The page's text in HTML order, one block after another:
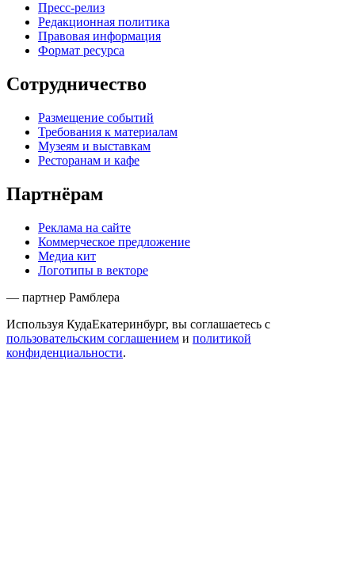
Пресс-релиз
Редакционная политика
Правовая информация
Формат ресурса
Сотрудничество
Размещение событий
Требования к материалам
Музеям и выставкам
Ресторанам и кафе
Партнёрам
Реклама на сайте
Коммерческое предложение
Медиа кит
Логотипы в векторе
— партнер Рамблера
Используя КудаЕкатеринбург, вы соглашаетесь с
пользовательским соглашением и политикой
конфиденциальности.